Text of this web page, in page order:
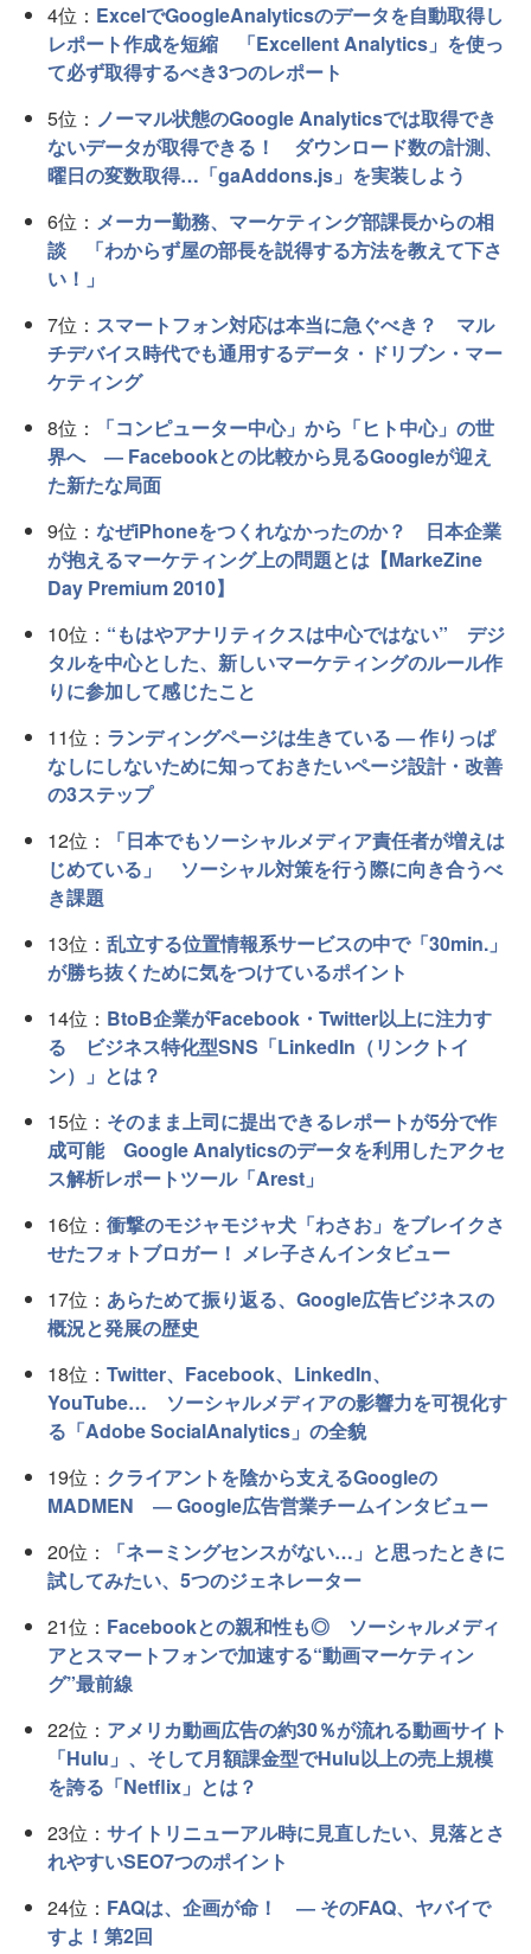
4位： ExcelでGoogleAnalyticsのデータを自動取得し
レポート作成を短縮 「Excellent Analytics」を使っ
て必ず取得するべき3つのレポート
5位： ノーマル状態のGoogle Analyticsでは取得でき
ないデータが取得できる！ ダウンロード数の計測、
曜日の変数取得…「gaAddons.js」を実装しよう
6位： メーカー勤務、マーケティング部課長からの相
談 「わからず屋の部長を説得する方法を教えて下さ
い！」
7位： スマートフォン対応は本当に急ぐべき？ マル
チデバイス時代でも通用するデータ・ドリブン・マー
ケティング
8位：
「コンピューター中心」から「ヒト中心」の世
界へ ― Facebookとの比較から見るGoogleが迎え
た新たな局面
9位： なぜiPhoneをつくれなかったのか？ 日本企業
が抱えるマーケティング上の問題とは【MarkeZine
Day Premium 2010】
10位： “もはやアナリティクスは中心ではない” デジ
タルを中心とした、新しいマーケティングのルール作
りに参加して感じたこと
11位： ランディングページは生きている ― 作りっぱ
なしにしないために知っておきたいページ設計・改善
の3ステップ
12位：
「日本でもソーシャルメディア責任者が増えは
じめている」 ソーシャル対策を行う際に向き合うべ
き課題
13位： 乱立する位置情報系サービスの中で「30min.」
が勝ち抜くために気をつけているポイント
14位： BtoB企業がFacebook・Twitter以上に注力す
る ビジネス特化型SNS「LinkedIn（リンクトイ
ン）」とは？
15位： そのまま上司に提出できるレポートが5分で作
成可能 Google Analyticsのデータを利用したアクセ
ス解析レポートツール「Arest」
16位： 衝撃のモジャモジャ犬「わさお」をブレイクさ
せたフォトブロガー！ メレ子さんインタビュー
17位： あらためて振り返る、Google広告ビジネスの
概況と発展の歴史
18位： Twitter、Facebook、LinkedIn、
YouTube… ソーシャルメディアの影響力を可視化す
る「Adobe SocialAnalytics」の全貌
19位： クライアントを陰から支えるGoogleの
MADMEN ― Google広告営業チームインタビュー
20位：
「ネーミングセンスがない…」と思ったときに
試してみたい、5つのジェネレーター
21位： Facebookとの親和性も◎ ソーシャルメディ
アとスマートフォンで加速する“動画マーケティン
グ”最前線
22位： アメリカ動画広告の約30％が流れる動画サイト
「Hulu」、そして月額課金型でHulu以上の売上規模
を誇る「Netflix」とは？
23位： サイトリニューアル時に見直したい、見落とさ
れやすいSEO7つのポイント
24位： FAQは、企画が命！ ― そのFAQ、ヤバイで
すよ！第2回